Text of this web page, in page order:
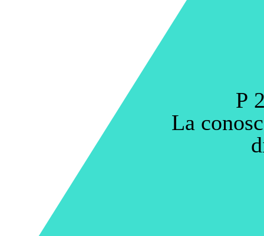
P
La